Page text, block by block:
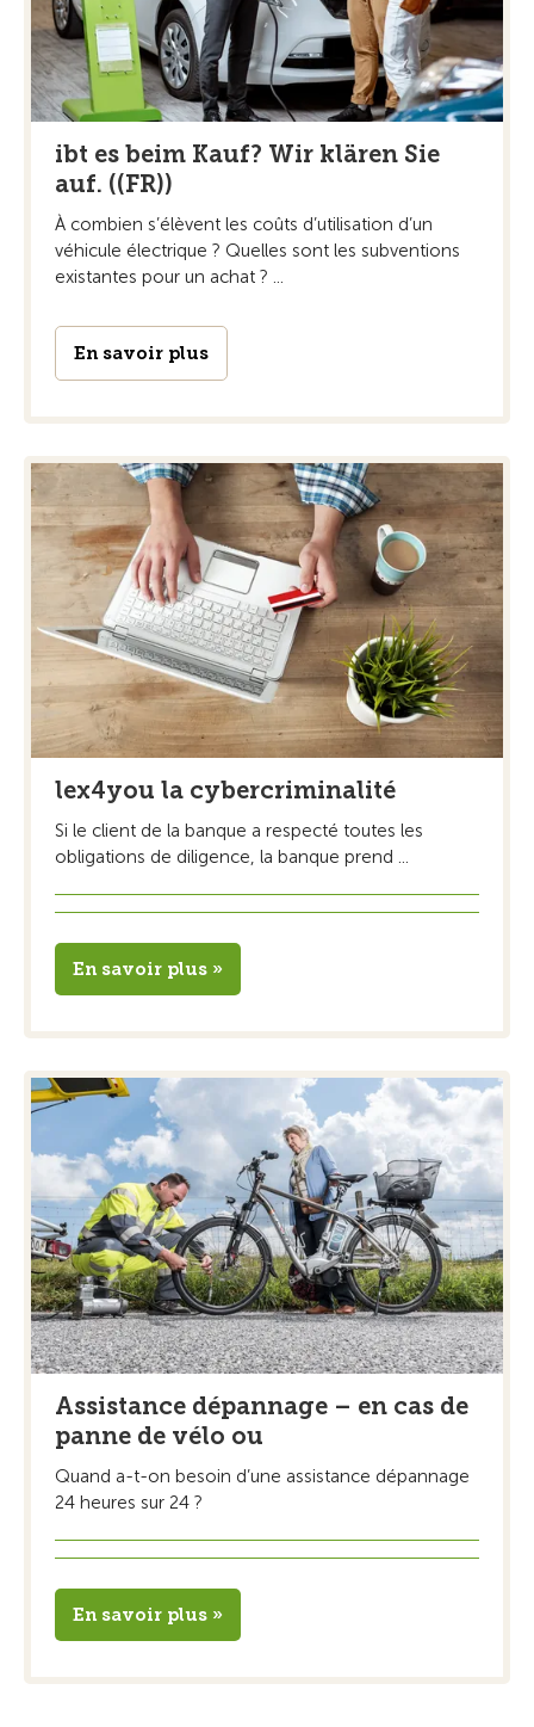
ibt es beim Kauf? Wir klären Sie
auf. ((FR))
À combien s’élèvent les coûts d’utilisation d’un
véhicule électrique ? Quelles sont les subventions
existantes pour un achat ? ...
En savoir plus
lex4you la cybercriminalité
Si le client de la banque a respecté toutes les
obligations de diligence, la banque prend ...
En savoir plus »
Assistance dépannage – en cas de
panne de vélo ou
Quand a-t-on besoin d’une assistance dépannage
24 heures sur 24 ?
En savoir plus »